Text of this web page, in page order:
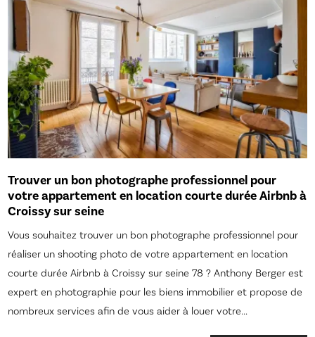
Trouver un bon photographe professionnel pour
votre appartement en location courte durée Airbnb à
Croissy sur seine
Vous souhaitez trouver un bon photographe professionnel pour
réaliser un shooting photo de votre appartement en location
courte durée Airbnb à Croissy sur seine 78 ? Anthony Berger est
expert en photographie pour les biens immobilier et propose de
nombreux services afin de vous aider à louer votre...